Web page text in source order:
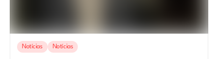
Notícias Notícias